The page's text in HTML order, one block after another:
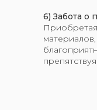
6) Забота о